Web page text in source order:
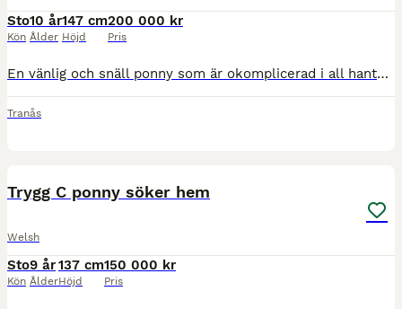
Sto
Kön
10 år
Ålder
147 cm
Höjd
200 000 kr
Pris
En vänlig och snäll ponny som är okomplicerad i all hantering såsom sko, klippa, duscha, lasta. Tävlad hoppning och kommer nästan alltid hem med rosetter. Med dottern mestadels tävlad LD/LC, med tidi
Tranås
Trygg C ponny söker hem
Welsh
Sto
Kön
9 år
Ålder
137 cm
Höjd
150 000 kr
Pris